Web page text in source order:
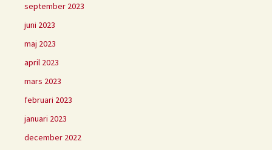
september 2023
juni 2023
maj 2023
april 2023
mars 2023
februari 2023
januari 2023
december 2022